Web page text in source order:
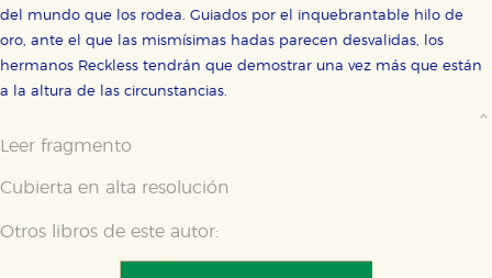
del mundo que los rodea. Guiados por el inquebrantable hilo de
oro, ante el que las mismísimas hadas parecen desvalidas, los
hermanos Reckless tendrán que demostrar una vez más que están
a la altura de las circunstancias.
Leer fragmento
Cubierta en alta resolución
Otros libros de este autor: